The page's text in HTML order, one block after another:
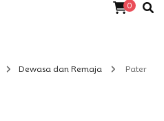
0
Dewasa dan Remaja
Pater